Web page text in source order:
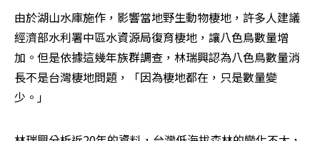
由於湖山水庫施作，影響當地野生動物棲地，許多人建議
經濟部水利署中區水資源局復育棲地，讓八色鳥數量增
加。但是依據這幾年族群調查，林瑞興認為八色鳥數量消
長不是台灣棲地問題，「因為棲地都在，只是數量變
少。」